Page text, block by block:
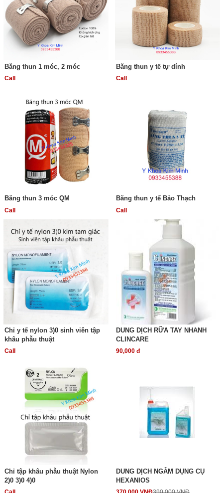
Băng thun 1 móc, 2 móc
Call
Băng thun y tế tự dính
Call
Băng thun 3 móc QM
Call
Băng thun y tế Bảo Thạch
Call
Chỉ y tế nylon 3)0 sinh viên tập
khâu phẫu thuật
Call
DUNG DỊCH RỮA TAY NHANH
CLINCARE
90,000 đ
Chỉ tập khâu phẫu thuật Nylon
2)0 3)0 4)0
DUNG DỊCH NGÂM DỤNG CỤ
HEXANIOS